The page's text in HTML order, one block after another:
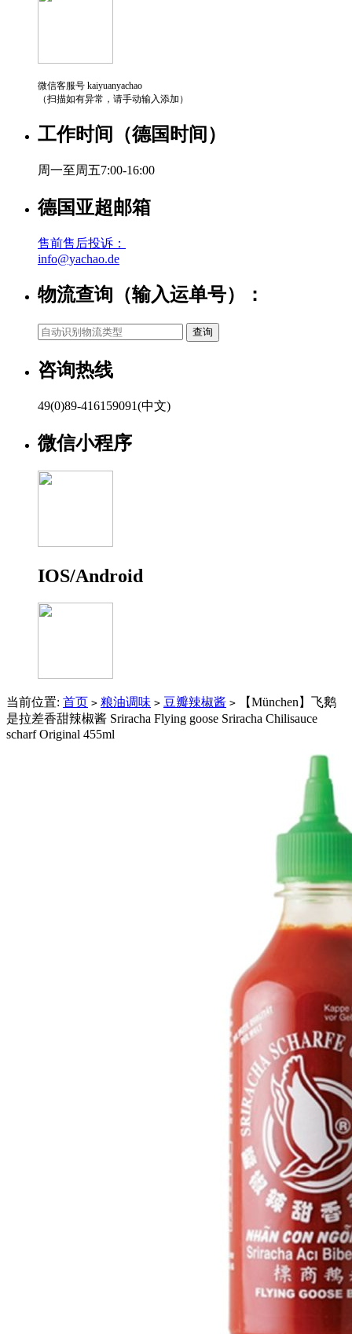
微信客服号 kaiyuanyachao
（扫描如有异常，请手动输入添加）
工作时间（德国时间）
周一至周五7:00-16:00
德国亚超邮箱
售前售后投诉：
info@yachao.de
物流查询（输入运单号）：
咨询热线
49(0)89-416159091(中文)
微信小程序
IOS/Android
当前位置: 首页 > 粮油调味 > 豆瓣辣椒酱 > 【München】飞鹅
是拉差香甜辣椒酱 Sriracha Flying goose Sriracha Chilisauce
scharf Original 455ml